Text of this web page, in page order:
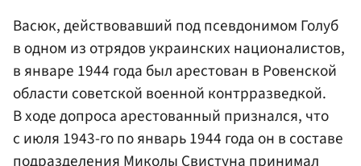
Васюк, действовавший под псевдонимом Голуб
в одном из отрядов украинских националистов,
в январе 1944 года был арестован в Ровенской
области советской военной контрразведкой.
В ходе допроса арестованный признался, что
с июля 1943-го по январь 1944 года он в составе
подразделения Миколы Свистуна принимал